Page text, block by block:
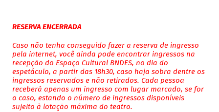
RESERVA ENCERRADA
Caso não tenha conseguido fazer a reserva de ingresso
pela internet, você ainda pode encontrar ingressos na
recepção do Espaço Cultural BNDES, no dia do
espetáculo, a partir das 18h30, caso haja sobra dentre os
ingressos reservados e não retirados. Cada pessoa
receberá apenas um ingresso com lugar marcado, se for
o caso, estando o número de ingressos disponíveis
sujeito à lotação máxima do teatro.